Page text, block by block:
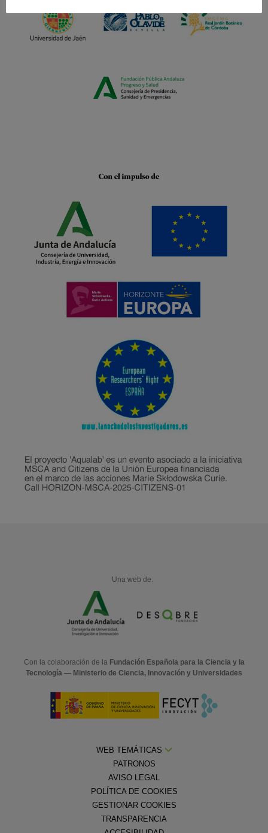
Una web de:
Con la colaboración de la Fundación Española para la Ciencia y la
Tecnología — Ministerio de Ciencia, Innovación y Universidades
WEB TEMÁTICAS
PATRONOS
AVISO LEGAL
POLÍTICA DE COOKIES
GESTIONAR COOKIES
TRANSPARENCIA